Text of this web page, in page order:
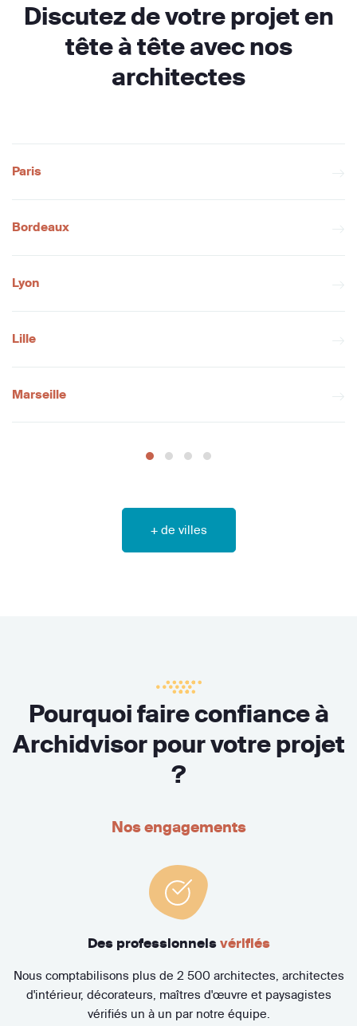
Discutez de votre projet en
tête à tête avec nos
architectes
Paris
Bordeaux
Lyon
Lille
Marseille
+ de villes
Pourquoi faire confiance à
Archidvisor pour votre projet
?
Nos engagements
Des professionnels vérifiés
Nous comptabilisons plus de 2 500 architectes, architectes
d'intérieur, décorateurs, maîtres d'œuvre et paysagistes
vérifiés un à un par notre équipe.